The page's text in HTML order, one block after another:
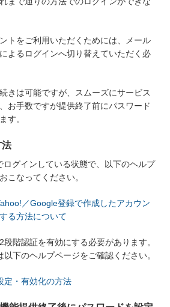
トをご利用いただくためには、メール
よるログインへ切り替えていただく必
きは可能ですが、スムーズにサービス
お手数ですが提供終了前にパスワード
す。
法
グインしている状態で、以下のヘルプ
こなってください。
／Google登録で作成したアカウン
る方法について
階認証を有効にする必要があります。
下のヘルプページをご確認ください。
定・有効化の方法